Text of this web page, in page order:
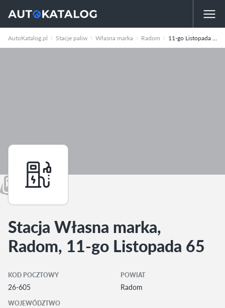
AutoKatalog.pl Stacje paliw Własna marka Radom 11-go Listopada 65
Stacja Własna marka,
Radom, 11-go Listopada 65
KOD POCZTOWY
26-605
POWIAT
Radom
WOJEWÓDZTWO